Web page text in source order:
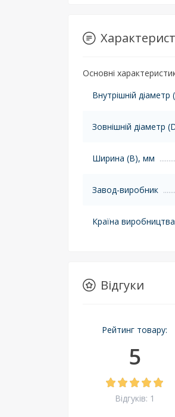
Основні
Внутрішній
Зовнішній діаметр
Ширина (B), мм
Завод-виробник
Країна виробництва
Відгуки
Рейтинг товару:
5
Відгуків: 1